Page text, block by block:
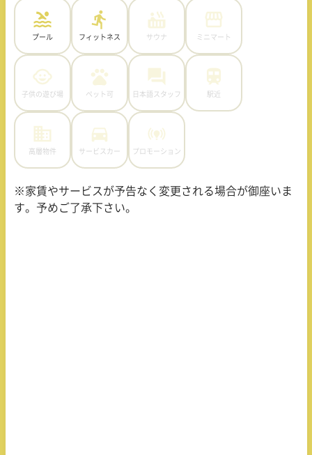
プール フィットネス サウナ ミニマート
子供の遊び場 ペット可 日本語スタッフ 駅近
高層物件 サービスカー プロモーション
※家賃やサービスが予告なく変更される場合が御座いま
す。予めご了承下さい。